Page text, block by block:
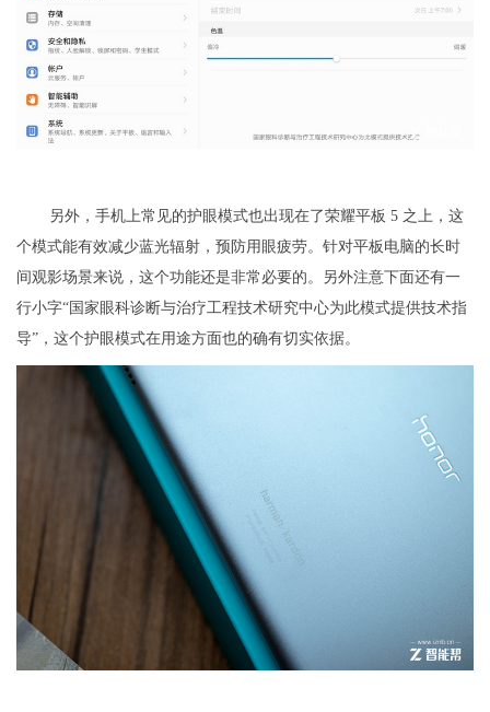
另外，手机上常见的护眼模式也出现在了荣耀平板 5 之上，这
个模式能有效减少蓝光辐射，预防用眼疲劳。针对平板电脑的长时
间观影场景来说，这个功能还是非常必要的。另外注意下面还有一
行小字“国家眼科诊断与治疗工程技术研究中心为此模式提供技术指
导”，这个护眼模式在用途方面也的确有切实依据。